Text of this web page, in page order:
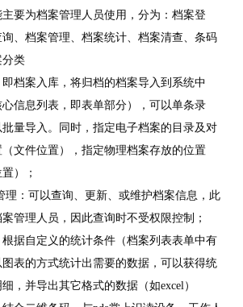
要为档案管理人员使用，分为：档案登
、档案管理、档案统计、档案清查、条码
分类
档案入库，将归档的档案导入到系统中
心信息列表，即表单部分），可以单条录
批量导入。同时，指定电子档案的目录及对
（文件位置），指定物理档案存放的位置
）；
理：可以查询、更新、或维护档案信息，此
管理人员，因此查询时不受权限控制；
据自定义的统计条件（档案列表表单中有
图表的方式统计出需要的数据，可以获得统
，并导出其它格式的数据（如excel）